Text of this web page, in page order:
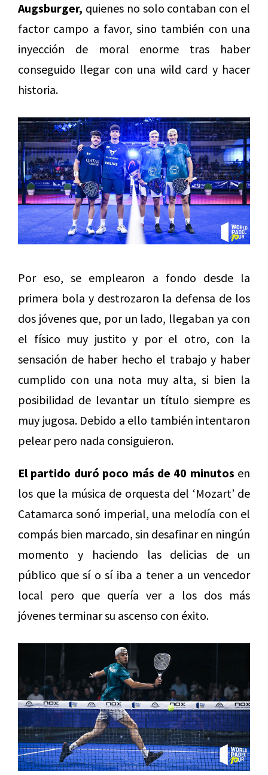
Augsburger, quienes no solo contaban con el
factor campo a favor, sino también con una
inyección de moral enorme tras haber
conseguido llegar con una wild card y hacer
historia.
Por eso, se emplearon a fondo desde la
primera bola y destrozaron la defensa de los
dos jóvenes que, por un lado, llegaban ya con
el físico muy justito y por el otro, con la
sensación de haber hecho el trabajo y haber
cumplido con una nota muy alta, si bien la
posibilidad de levantar un título siempre es
muy jugosa. Debido a ello también intentaron
pelear pero nada consiguieron.
El partido duró poco más de 40 minutos en
los que la música de orquesta del ‘Mozart’ de
Catamarca sonó imperial, una melodía con el
compás bien marcado, sin desafinar en ningún
momento y haciendo las delicias de un
público que sí o sí iba a tener a un vencedor
local pero que quería ver a los dos más
jóvenes terminar su ascenso con éxito.